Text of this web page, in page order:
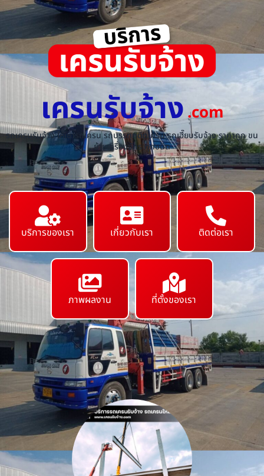
เครนรับจ้าง.com
รถเครนรับจ้าง ให้เช่ารถเครน รถบรรทุกติดเครน รถเฮี๊ยบรับจ้าง ราคาถูก ขน
ย้ายเครื่องจักร ทุกชนิด
บริการของเรา เกี่ยวกับเรา ติดต่อเรา
ภาพผลงาน ที่ตั้งของเรา